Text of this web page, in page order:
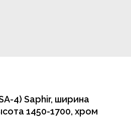
4) Saphir, ширина
1450-1700, хром